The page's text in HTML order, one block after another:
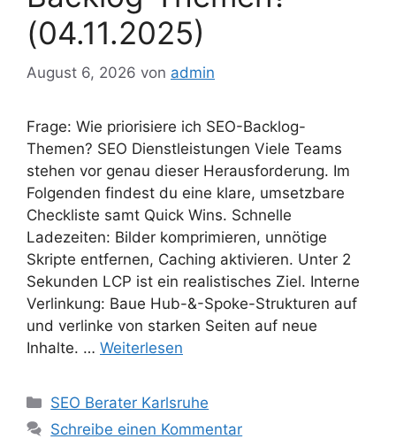
(04.11.2025)
August 6, 2026 von admin
Frage: Wie priorisiere ich SEO-Backlog-
Themen? SEO Dienstleistungen Viele Teams
stehen vor genau dieser Herausforderung. Im
Folgenden findest du eine klare, umsetzbare
Checkliste samt Quick Wins. Schnelle
Ladezeiten: Bilder komprimieren, unnötige
Skripte entfernen, Caching aktivieren. Unter 2
Sekunden LCP ist ein realistisches Ziel. Interne
Verlinkung: Baue Hub-&-Spoke-Strukturen auf
und verlinke von starken Seiten auf neue
Inhalte. … Weiterlesen
Kategorien
SEO Berater Karlsruhe
Schreibe einen Kommentar